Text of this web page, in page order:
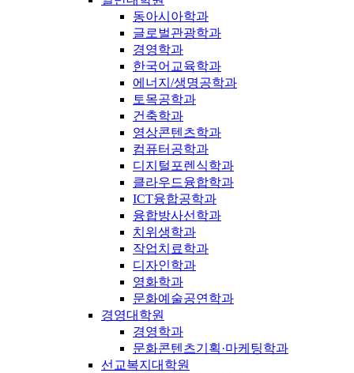
동아시아학과
글로벌관광학과
경영학과
한국어교육학과
에너지/생명공학과
토목공학과
건축학과
영상콘텐츠학과
컴퓨터공학과
디지털포렌식학과
클라우드융합학과
ICT융합공학과
융합방사선학과
치위생학과
작업치료학과
디자인학과
영화학과
문화예술공연학과
경영대학원
경영학과
문화콘텐츠기획·마케팅학과
선교복지대학원